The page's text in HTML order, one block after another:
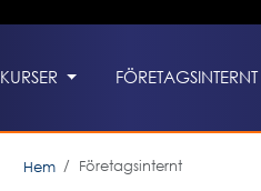
KURSER FÖRETAGSINTERNT
Hem Företagsinternt